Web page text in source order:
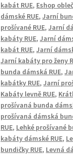
kabát RUE, Eshop
dámské RUE,Jarní
prošívané RUE,Jarní
kabáty RUE,Jarní
kabát RUE,Jarní
Jarní kabáty pro ženy
bunda dámská RUE,
kabátky RUE,Jarní
Kabáty levně RUE,
prošívaná bunda
prošívaná dámská
RUE, Lehké prošívané
kabáty dámské RUE,
bundičky RUE, Levná